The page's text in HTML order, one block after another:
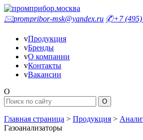
🖂prompribor-msk@yandex.ru ✆+7
vПродукция
vБренды
vО компании
vКонтакты
vВакансии
O
Главная страница > Продукция >
Газоанализаторы